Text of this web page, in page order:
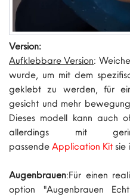
Version:
Aufklebbare Version:
wurde, um mit dem
geklebt zu werden, für
gesicht und mehr
Dieses modell kann auch
allerdings mit
passende Application Kit sie
Augenbrauen:Für einen
option "Augenbrauen